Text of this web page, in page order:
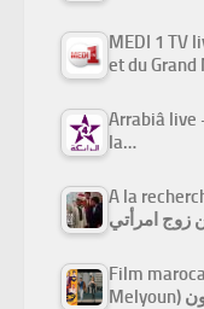
MEDI 1 TV
et du Grand
Arrabiâ live
la…
A la
زوج امرأتي
Film